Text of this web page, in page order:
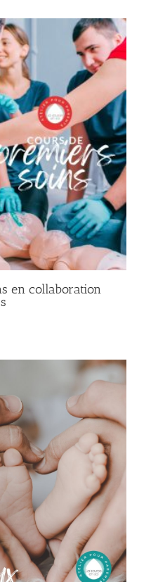
en collaboration